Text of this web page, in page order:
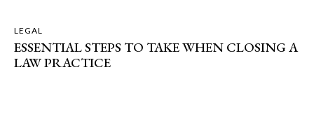
LEGAL
ESSENTIAL STEPS TO TAKE WHEN CLOSING A
LAW PRACTICE